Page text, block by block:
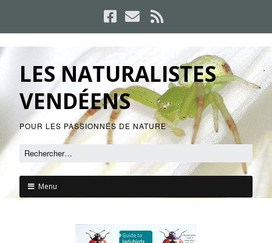
LES NATURALISTES
VENDÉENS
POUR LES PASSIONNÉS DE NATURE
Menu